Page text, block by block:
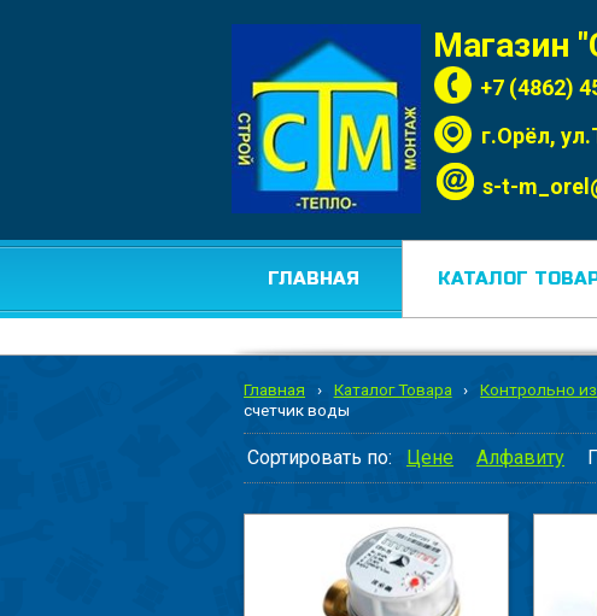
Магазин
+7 (4862)
г.Орёл,
s-t-
ГЛАВНАЯ КАТАЛОГ
Главная › Каталог Товара › Контрольно
счетчик воды
Сортировать по: Цене Алфавиту